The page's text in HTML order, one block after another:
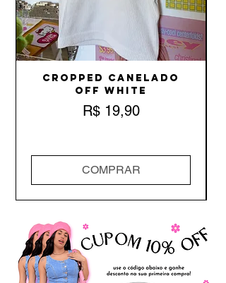
Cropped Canelado
Off White
Preço
R$ 19,90
COMPRAR